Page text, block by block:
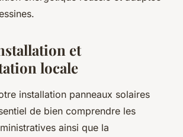
et
locale
installation panneaux solaires
de bien comprendre les
ainsi que la